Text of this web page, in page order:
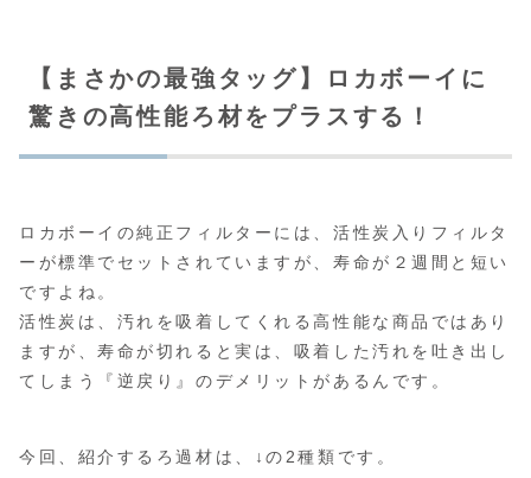
【まさかの最強タッグ】ロカボーイに
驚きの高性能ろ材をプラスする！
ロカボーイの純正フィルターには、活性炭入りフィルタ
ーが標準でセットされていますが、寿命が２週間と短い
ですよね。
活性炭は、汚れを吸着してくれる高性能な商品ではあり
ますが、寿命が切れると実は、吸着した汚れを吐き出し
てしまう『逆戻り』のデメリットがあるんです。
今回、紹介するろ過材は、↓の2種類です。